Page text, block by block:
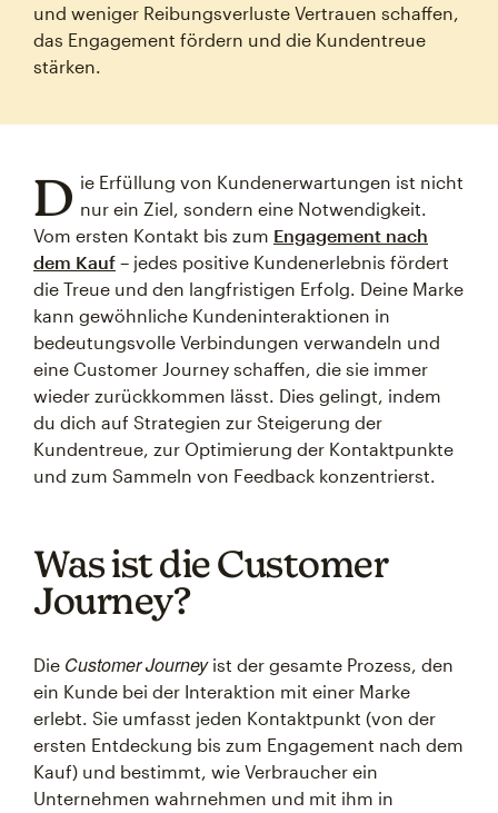
und weniger Reibungsverluste Vertrauen schaffen,
das Engagement fördern und die Kundentreue
stärken.
D ie Erfüllung von Kundenerwartungen ist nicht
nur ein Ziel, sondern eine Notwendigkeit.
Vom ersten Kontakt bis zum Engagement nach
dem Kauf – jedes positive Kundenerlebnis fördert
die Treue und den langfristigen Erfolg. Deine Marke
kann gewöhnliche Kundeninteraktionen in
bedeutungsvolle Verbindungen verwandeln und
eine Customer Journey schaffen, die sie immer
wieder zurückkommen lässt. Dies gelingt, indem
du dich auf Strategien zur Steigerung der
Kundentreue, zur Optimierung der Kontaktpunkte
und zum Sammeln von Feedback konzentrierst.
Was ist die Customer
Journey?
Die Customer Journeyist der gesamte Prozess, den
ein Kunde bei der Interaktion mit einer Marke
erlebt. Sie umfasst jeden Kontaktpunkt (von der
ersten Entdeckung bis zum Engagement nach dem
Kauf) und bestimmt, wie Verbraucher ein
Unternehmen wahrnehmen und mit ihm in